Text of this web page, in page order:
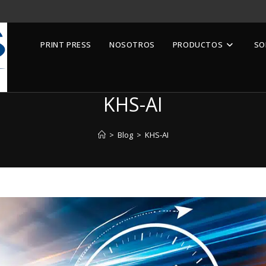
PRINT PRESS NOSOTROS PRODUCTOS
KHS-AI
> Blog > KHS-AI